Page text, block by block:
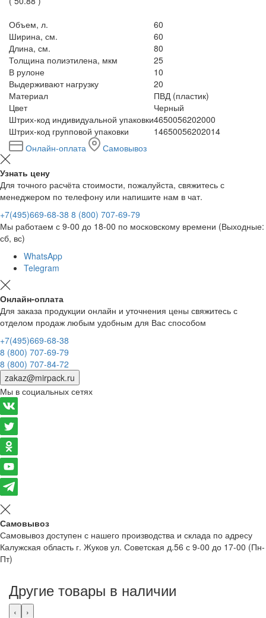
Объем, л.
60
Ширина, см.
60
Длина, см.
80
Толщина полиэтилена, мкм
25
В рулоне
10
Выдерживают нагрузку
20
Материал
ПВД (пластик)
Цвет
Черный
Штрих-код индивидуальной упаковки4650056202000
Штрих-код групповой упаковки
14650056202014
Онлайн-оплата
Самовывоз
Узнать цену
Для точного расчёта стоимости, пожалуйста, свяжитесь с
менеджером по телефону или напишите нам в чат.
+7(495)669-68-38 8 (800) 707-69-79
Мы работаем с 9-00 до 18-00 по московскому времени (Выходные:
сб, вс)
WhatsApp
Telegram
Онлайн-оплата
Для заказа продукции онлайн и уточнения цены свяжитесь с
отделом продаж любым удобным для Вас способом
+7(495)669-68-38
8 (800) 707-69-79
8 (800) 707-84-72
zakaz@mirpack.ru
Мы в социальных сетях
Самовывоз
Самовывоз доступен с нашего производства и склада по адресу
Калужская область г. Жуков ул. Советская д.56 с 9-00 до 17-00 (Пн-
Пт)
Другие товары в наличии
‹ ›